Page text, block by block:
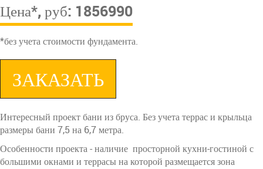
Цена*, руб: 1856990
*без учета стоимости фундамента.
ЗАКАЗАТЬ
Интересный проект бани из бруса. Без учета террас и крыльца
размеры бани 7,5 на 6,7 метра.
Особенности проекта - наличие просторной кухни-гостиной с
большими окнами и террасы на которой размещается зона